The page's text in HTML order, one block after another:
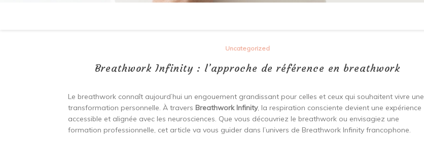
Uncategorized
Breathwork Infinity : l’approche de référence en breathwork
Le breathwork connaît aujourd’hui un engouement grandissant pour celles et ceux qui souhaitent vivre une
transformation personnelle. À travers Breathwork Infinity, la respiration consciente devient une expérience
accessible et alignée avec les neurosciences. Que vous découvriez le breathwork ou envisagiez une
formation professionnelle, cet article va vous guider dans l’univers de Breathwork Infinity francophone.